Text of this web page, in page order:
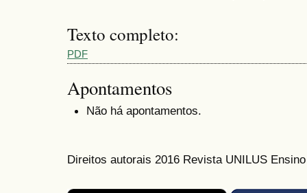
Texto completo:
PDF
Apontamentos
Não há apontamentos.
Direitos autorais 2016 Revista UNILUS